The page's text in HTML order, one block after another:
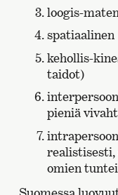
loogis-
spatiaalinen
kehollis-
taidot)
pieniä
realistisesti,
omien